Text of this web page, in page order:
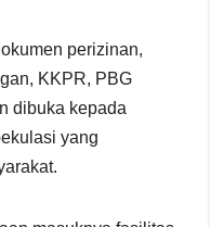
perizinan,
KKPR, PBG
dibuka kepada
yang